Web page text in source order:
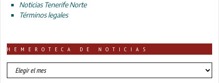
Noticias Tenerife Norte
Términos legales
HEMEROTECA DE NOTICIAS
HEMEROTECA
DE